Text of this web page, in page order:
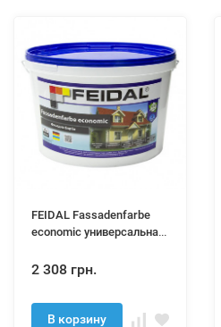
FEIDAL Fassadenfarbе
economiс универсальная
2 308 грн.
В корзину